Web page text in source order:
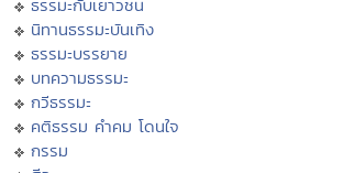
ธรรมะกับเยาวชน
นิทานธรรมะบันเทิง
ธรรมะบรรยาย
บทความธรรมะ
กวีธรรมะ
คติธรรม คำคม โดนใจ
กรรม